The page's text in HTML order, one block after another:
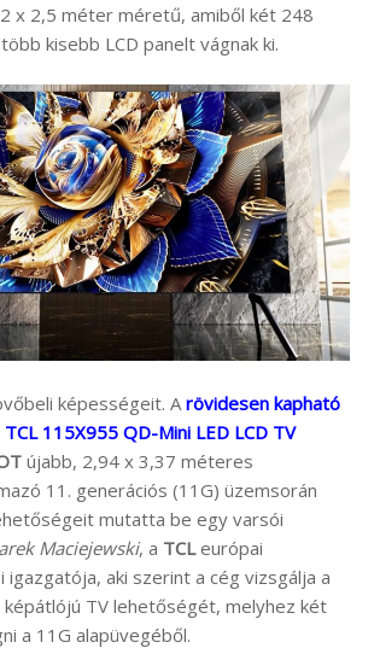
x 2,5 méter méretű, amiből két 248
kisebb LCD panelt vágnak ki.
képességeit. A rövidesen kapható
115X955 QD-Mini LED LCD TV
újabb, 2,94 x 3,37 méteres
11. generációs (11G) üzemsorán
mutatta be egy varsói
Maciejewski, a TCLeurópai
aki szerint a cég vizsgálja a
képátlójú TV lehetőségét, melyhez két
a 11G alapüvegéből.